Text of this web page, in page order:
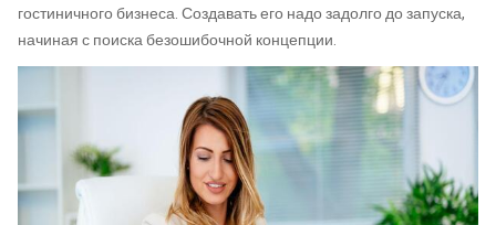
гостиничного бизнеса. Создавать его надо задолго до запуска,
начиная с поиска безошибочной концепции.